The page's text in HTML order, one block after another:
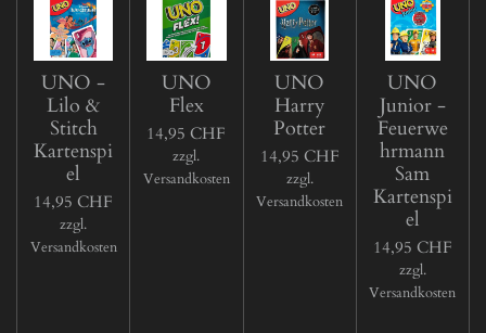
UNO -
Lilo &
Stitch
Kartenspi
el
14,95 CHF
zzgl.
Versandkosten
UNO
Flex
14,95 CHF
zzgl.
Versandkosten
UNO
Harry
Potter
14,95 CHF
zzgl.
Versandkosten
UNO
Junior -
Feuerwe
hrmann
Sam
Kartenspi
el
14,95 CHF
zzgl.
Versandkosten